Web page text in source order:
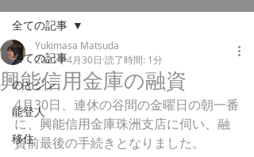
全ての記事
のとジン
能登人
移住
全ての記事
興能信用金庫の融資
Yukimasa Matsuda
2021年4月30日 読了時間: 1分
4月30日、連休の谷間の金曜日の朝一番
に、興能信用金庫珠洲支店に伺い、融
資前最後の手続きとなりました。